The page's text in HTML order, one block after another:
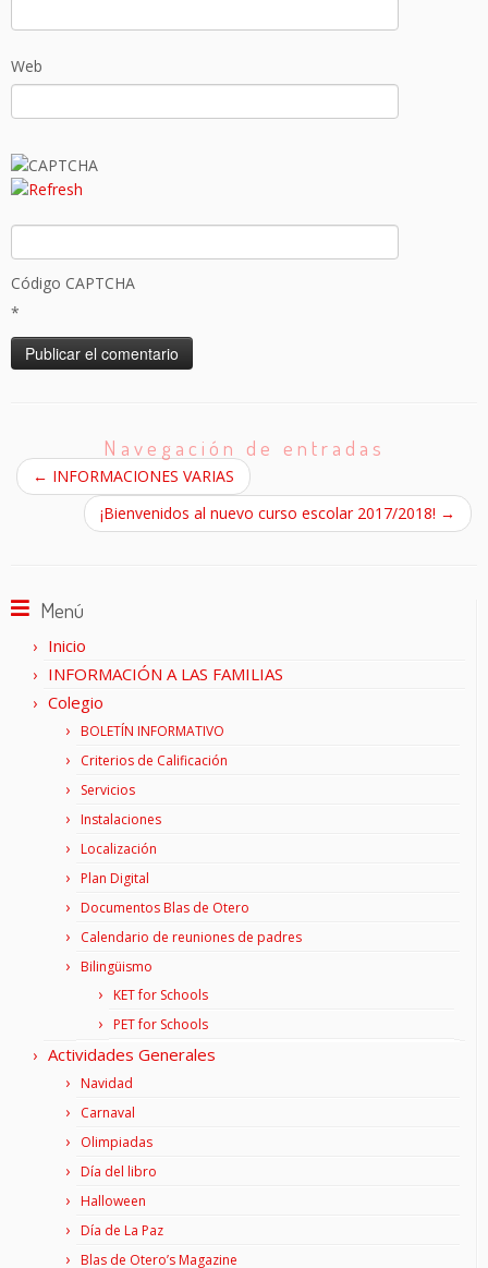
Web
Código CAPTCHA
*
Navegación de entradas
← INFORMACIONES VARIAS
¡Bienvenidos al nuevo curso escolar 2017/2018! →
Menú
Inicio
INFORMACIÓN A LAS FAMILIAS
Colegio
BOLETÍN INFORMATIVO
Criterios de Calificación
Servicios
Instalaciones
Localización
Plan Digital
Documentos Blas de Otero
Calendario de reuniones de padres
Bilingüismo
KET for Schools
PET for Schools
Actividades Generales
Navidad
Carnaval
Olimpiadas
Día del libro
Halloween
Día de La Paz
Blas de Otero’s Magazine